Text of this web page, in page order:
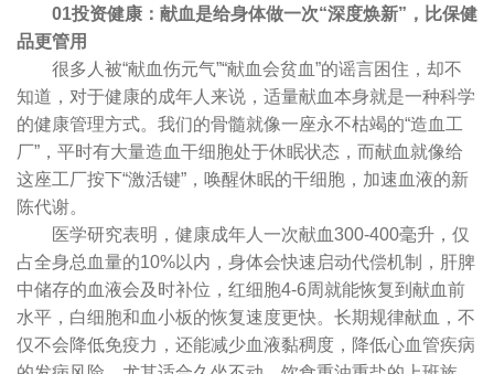
01投资健康：献血是给身体做一次“深度焕新”，比保健
品更管用
很多人被“献血伤元气”“献血会贫血”的谣言困住，却不
知道，对于健康的成年人来说，适量献血本身就是一种科学
的健康管理方式。我们的骨髓就像一座永不枯竭的“造血工
厂”，平时有大量造血干细胞处于休眠状态，而献血就像给
这座工厂按下“激活键”，唤醒休眠的干细胞，加速血液的新
陈代谢。
医学研究表明，健康成年人一次献血300-400毫升，仅
占全身总血量的10%以内，身体会快速启动代偿机制，肝脾
中储存的血液会及时补位，红细胞4-6周就能恢复到献血前
水平，白细胞和血小板的恢复速度更快。长期规律献血，不
仅不会降低免疫力，还能减少血液黏稠度，降低心血管疾病